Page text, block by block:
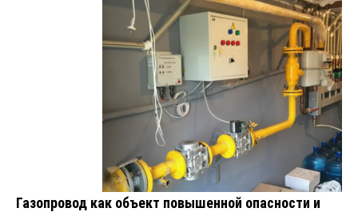
Газопровод как объект повышенной опасности и